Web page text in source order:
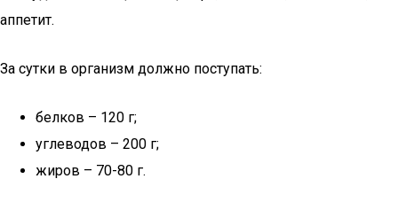
аппетит.
За сутки в организм должно поступать:
белков – 120 г;
углеводов – 200 г;
жиров – 70-80 г.